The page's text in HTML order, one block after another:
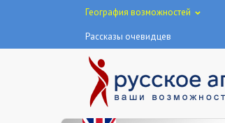
География возможностей
Рассказы очевидцев